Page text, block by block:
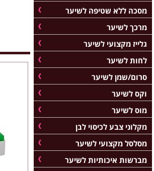
מסכה ללא שטיפה לשיער
מרכך לשיער
גלייז מקצועי לשיער
לחות לשיער
סרום/שמן לשיער
וקס לשיער
מוס לשיער
מקלוני צבע לכיסוי לבן
מסלסל מקצועי לשיער
מברשות איכותיות לשיער